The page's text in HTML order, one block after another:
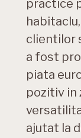
practice
clientilor
a fost
piata
pozitiv in
ajutat la